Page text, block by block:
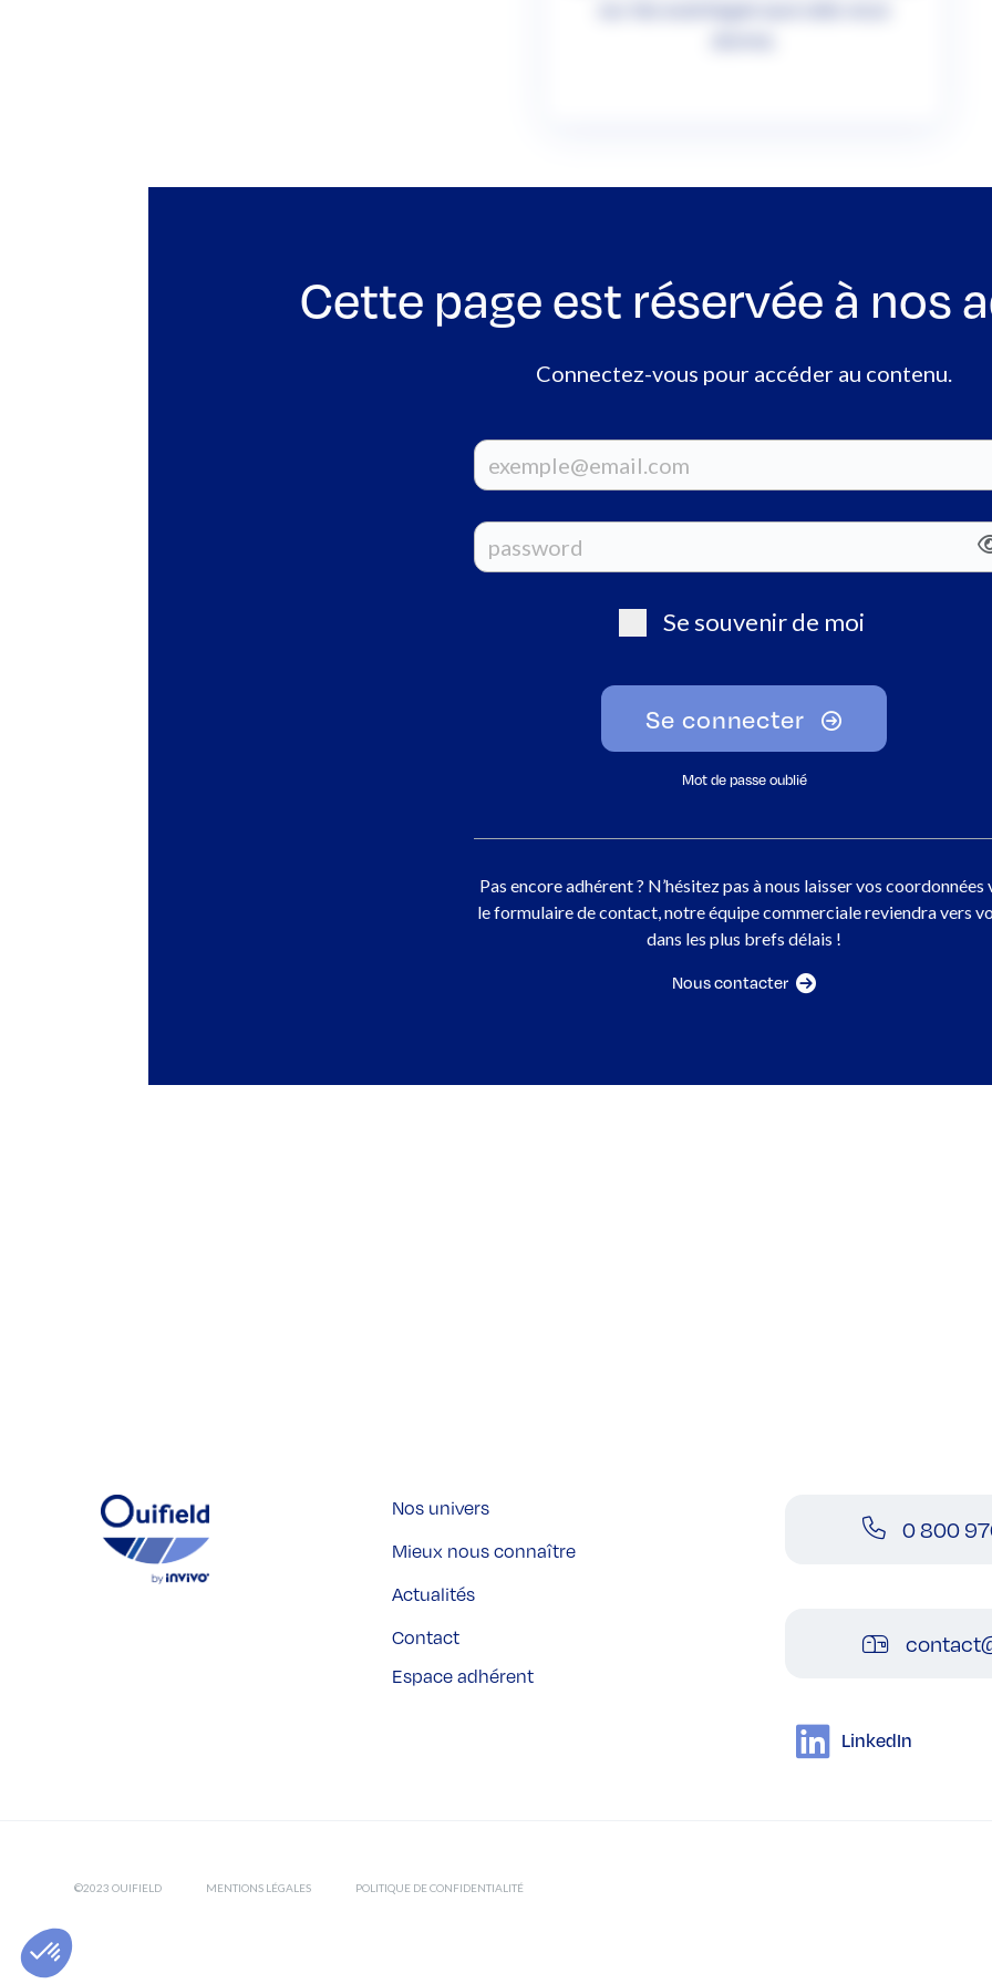
Cette page est réservée à nos
Connectez-vous pour accéder au contenu.
Se souvenir de moi
Se connecter
Mot de passe oublié
Pas encore adhérent ? N’hésitez pas à nous laisser vos coordonnées
le formulaire de contact, notre équipe commerciale reviendra vers
dans les plus brefs délais !
Nous contacter
Nos univers
Mieux nous connaître
Actualités
Contact
Espace adhérent
0 800
LinkedIn
©2023 OUIFIELD MENTIONS LÉGALES POLITIQUE DE CONFIDENTIALITÉ